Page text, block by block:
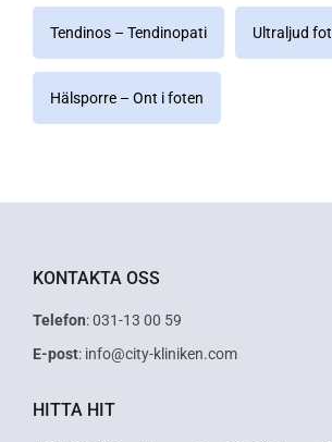
Tendinos – Tendinopati Ultraljud fot
Hälsporre – Ont i foten
KONTAKTA OSS
Telefon: 031-13 00 59
E-post: info@city-kliniken.com
HITTA HIT